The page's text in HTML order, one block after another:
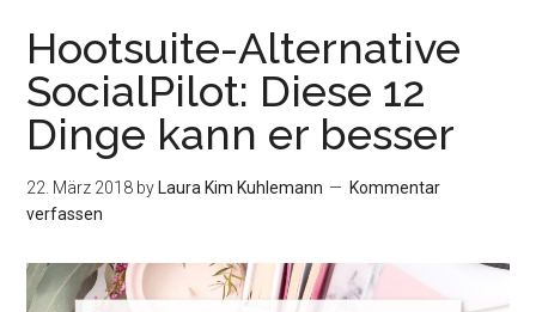
–
Content
für
Monate
in
nur
Hootsuite-Alternative
SocialPilot: Diese 12
Dinge kann er besser
22. März 2018 by Laura Kim Kuhlemann
Kommentar
verfassen